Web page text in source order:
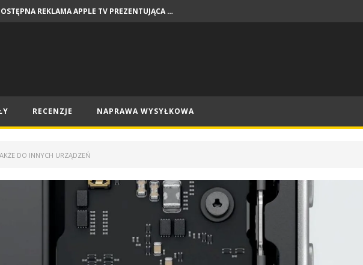
DOSTĘPNA REKLAMA APPLE TV PREZENTUJĄCA PREMIERY NA SIERPIEŃ
RECENZJE NAPRAWA WYSYŁKOWA
DO INNYCH URZĄDZEŃ